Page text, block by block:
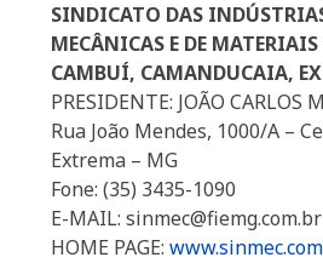
SINDICATO DAS
MECÂNICAS E DE MATERIAIS
CAMBUÍ, CAMANDUCAIA,
PRESIDENTE: JOÃO CARLOS
Rua João Mendes, 1000/A –
Extrema – MG
Fone: (35) 3435-1090
E-MAIL: sinmec@fiemg.com.br
HOME PAGE: